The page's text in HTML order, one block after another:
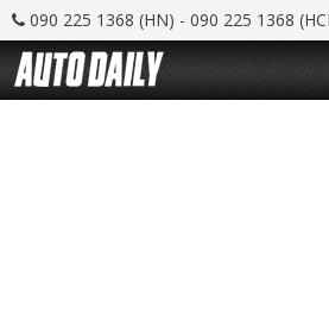
090 225 1368 (HN) - 090 225 1368